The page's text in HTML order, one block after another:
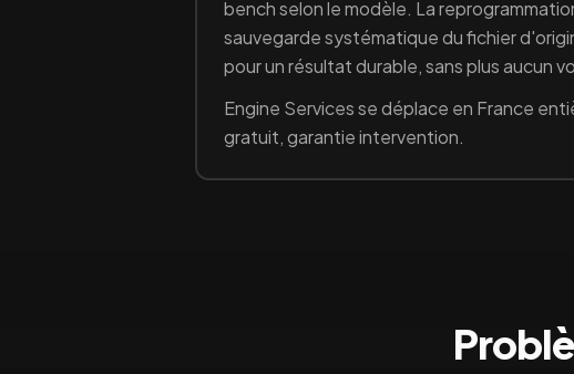
bench selon le modèle. La
sauvegarde systématique du fichier
pour un résultat durable, sans plus aucun
Engine Services se déplace en France
gratuit, garantie intervention.